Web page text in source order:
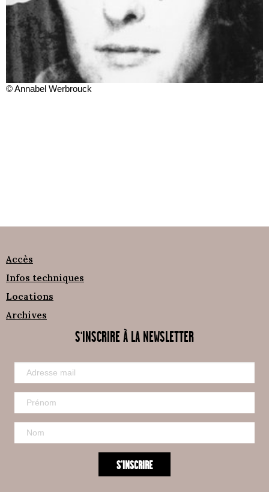
© Annabel Werbrouck
Accès
Infos techniques
Locations
Archives
S'INSCRIRE À LA NEWSLETTER